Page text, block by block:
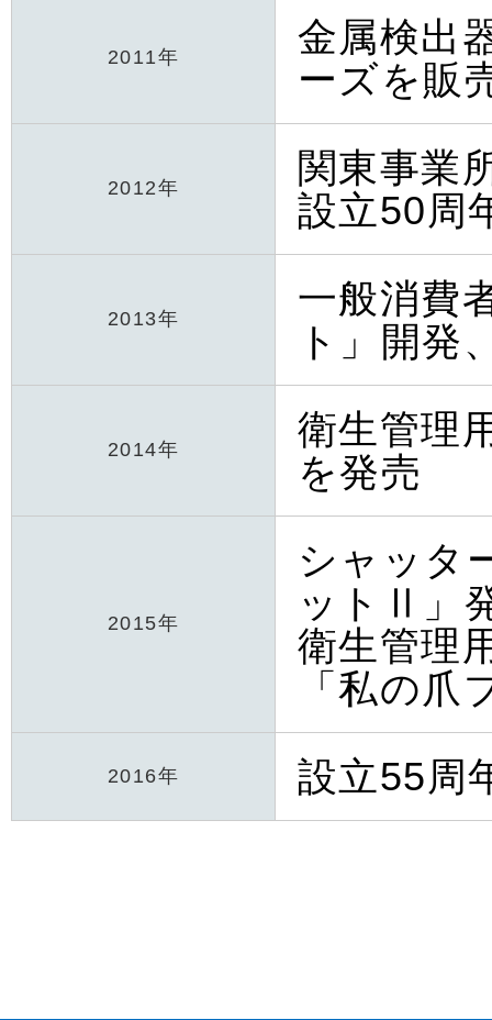
2011年
金属検出
ーズを販
2012年
関東事業
設立50周
2013年
一般消費
ト」開発
2014年
衛生管理
を発売
2015年
シャッタ
ットⅡ」
衛生管理
「私の爪
2016年 設立55周